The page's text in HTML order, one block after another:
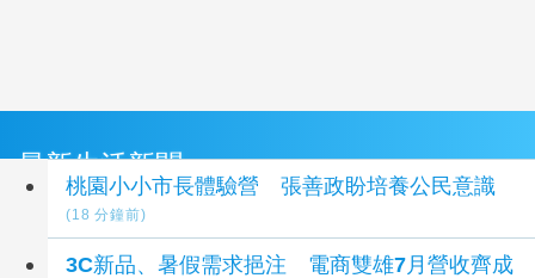
最新生活新聞
桃園小小市長體驗營 張善政盼培養公民意識
(18 分鐘前)
3C新品、暑假需求挹注 電商雙雄7月營收齊成